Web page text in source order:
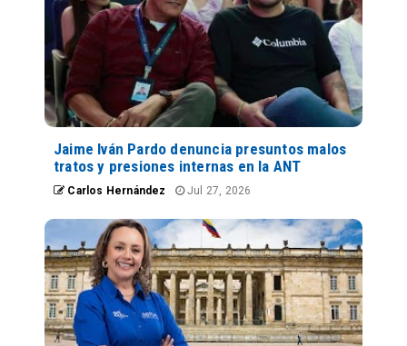
Jaime Iván Pardo denuncia presuntos malos
tratos y presiones internas en la ANT
Carlos Hernández Jul 27, 2026